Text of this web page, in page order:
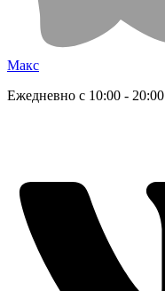
Макс
Ежедневно с 10:00 - 20:00